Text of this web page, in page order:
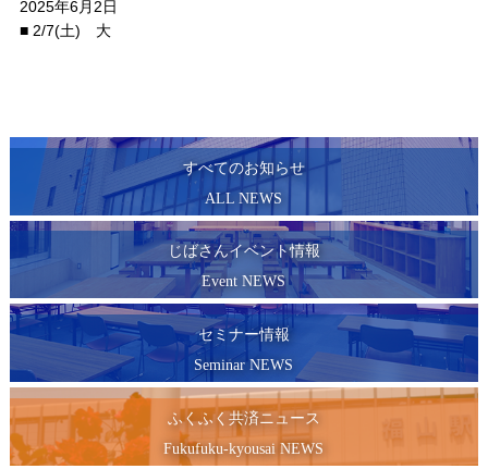
2025年6月2日
■ 2/7(土) 大
すべてのお知らせ
ALL NEWS
じばさんイベント情報
Event NEWS
セミナー情報
Seminar NEWS
ふくふく共済ニュース
Fukufuku-kyousai NEWS